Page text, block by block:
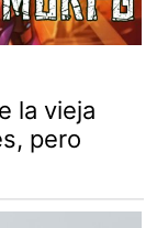
la vieja
pero